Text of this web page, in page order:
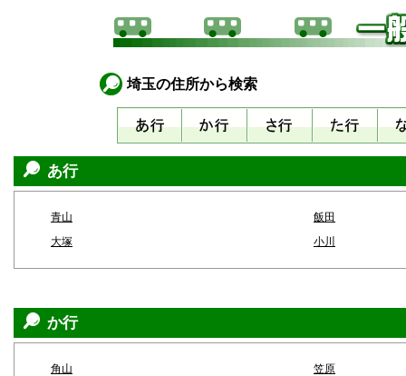
埼玉の住所から検索
あ行
青山
飯田
大塚
小川
か行
角山
笠原